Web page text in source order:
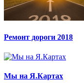
Ремонт дороги 2018
Мы на Я.Картах